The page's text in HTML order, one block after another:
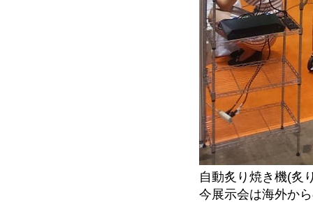
自動炙り焼き機(炙
今展示会は海外か